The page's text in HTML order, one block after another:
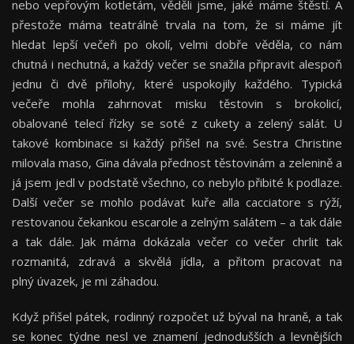
nebo vepřovým kotletám, věděli jsme, jaké máme štěstí. A
přestože máma teatrálně trvala na tom, že si máme jít
hledat lepší večeři po okolí, velmi dobře věděla, co nám
chutná i nechutná, a každý večer se snažila připravit alespoň
jednu či dvě přílohy, které uspokojily každého. Typická
večeře mohla zahrnovat misku těstovin s brokolicí,
obalované telecí řízky se soté z cukety a zelený salát. U
takové kombinace si každý přišel na své. Sestra Christine
milovala maso, Gina dávala přednost těstovinám a zelenině a
já jsem jedl v podstatě všechno, co nebylo přibité k podlaze.
Další večer se mohlo podávat kuře alla cacciatore s rýží,
restovanou čekankou escarole a zelným salátem – a tak dále
a tak dále. Jak máma dokázala večer co večer chrlit tak
rozmanitá, zdravá a skvělá jídla, a přitom pracovat na
plný úvazek, je mi záhadou.
Když přišel pátek, rodinný rozpočet už býval na hraně, a tak
se konec týdne nesl ve znamení jednodušších a levnějších